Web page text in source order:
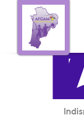
Panneau de